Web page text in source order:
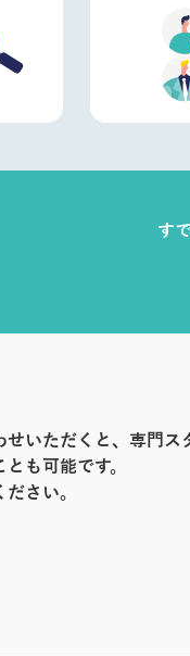
す
いただくと、専門ス
も可能です。
さい。